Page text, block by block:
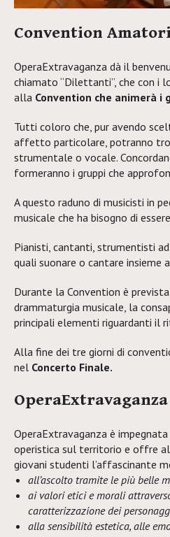
Convention
OperaExtravaganza dà il
chiamato “Dilettanti”, che con i
alla Convention che animerà
Tutti coloro che, pur avendo
affetto particolare, potranno
strumentale o vocale.
formeranno i gruppi che
A questo raduno di musicisti in
musicale che ha bisogno di
Pianisti, cantanti, strumentisti
quali suonare o cantare insieme
Durante la Convention è
drammaturgia musicale, la
principali elementi riguardanti il
Alla fine dei tre giorni di
nel Concerto Finale.
OperaExtravaganza è
operistica sul territorio e offre
giovani studenti l’affascinante
all’ascolto tramite le più belle
ai valori etici e morali
caratterizzazione dei
alla sensibilità estetica, alle